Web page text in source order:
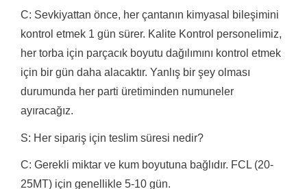
C: Sevkiyattan önce, her çantanın kimyasal bileşimini
kontrol etmek 1 gün sürer. Kalite Kontrol personelimiz,
her torba için parçacık boyutu dağılımını kontrol etmek
için bir gün daha alacaktır. Yanlış bir şey olması
durumunda her parti üretiminden numuneler
ayıracağız.
S: Her sipariş için teslim süresi nedir?
C: Gerekli miktar ve kum boyutuna bağlıdır. FCL (20-
25MT) için genellikle 5-10 gün.